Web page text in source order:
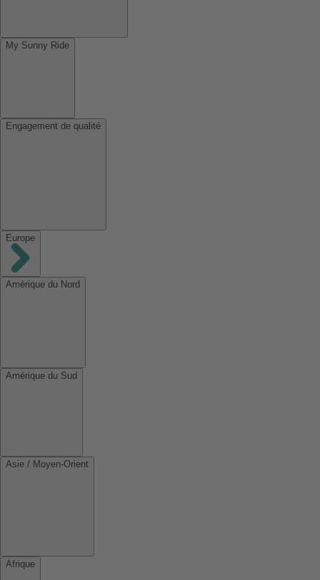
My Sunny Ride
Engagement de qualité
Europe
Amérique du Nord
Amérique du Sud
Asie / Moyen-Orient
Afrique